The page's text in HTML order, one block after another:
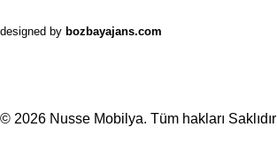
designed by bozbayajans.com
© 2026 Nusse Mobilya. Tüm hakları Saklıdır